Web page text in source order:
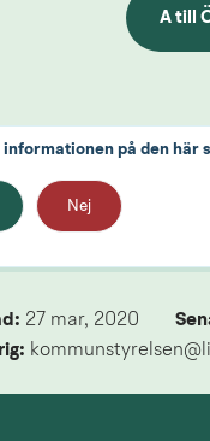
A till
informationen på den här
Nej
27 mar, 2020